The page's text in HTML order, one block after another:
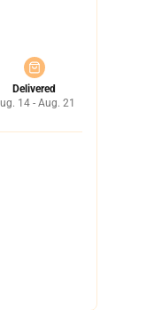
Delivered
14 - Aug. 21